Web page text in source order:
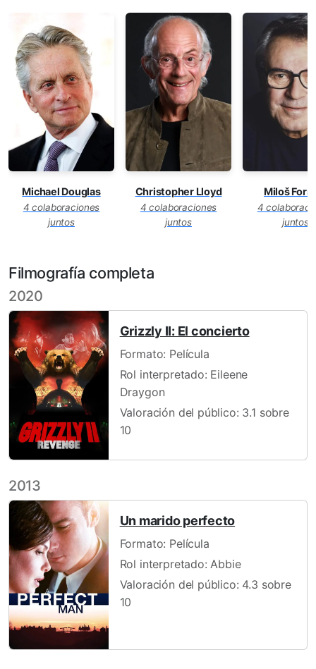
Michael Douglas
4 colaboraciones
juntos
Christopher Lloyd
4 colaboraciones
juntos
Miloš
4
juntos
Filmografía completa
2020
Grizzly II: El concierto
Formato: Película
Rol interpretado: Eileene
Draygon
Valoración del público: 3.1 sobre
10
2013
Un marido perfecto
Formato: Película
Rol interpretado: Abbie
Valoración del público: 4.3 sobre
10